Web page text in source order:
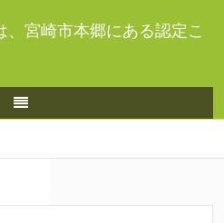
宮崎市本郷にある認定こ